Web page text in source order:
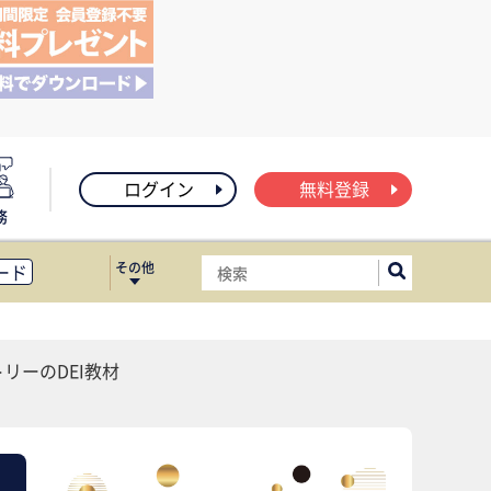
ログイン 無料登録
ド
ス移転
その他
ーのDEI教材